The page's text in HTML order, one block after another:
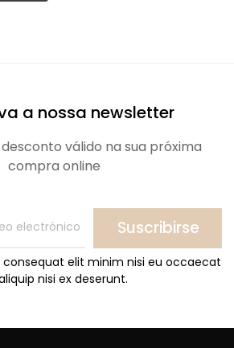
a nossa newsletter
válido na sua próxima
compra online
Suscribirse
consequat elit minim nisi eu occaecat
nisi ex deserunt.